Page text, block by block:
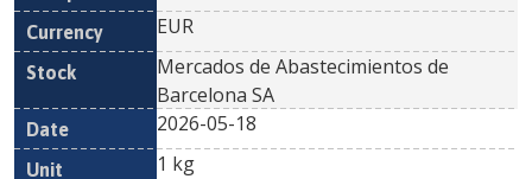
EUR
Mercados de Abastecimientos de
Barcelona SA
2026-05-18
1 kg